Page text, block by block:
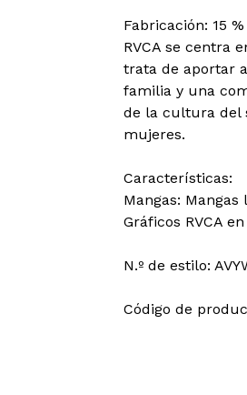
Fabricación: 15
RVCA se centra
trata de aportar
familia y una
de la cultura del
mujeres.
Características:
Mangas: Mangas
Gráficos RVCA
N.º de estilo:
Código de